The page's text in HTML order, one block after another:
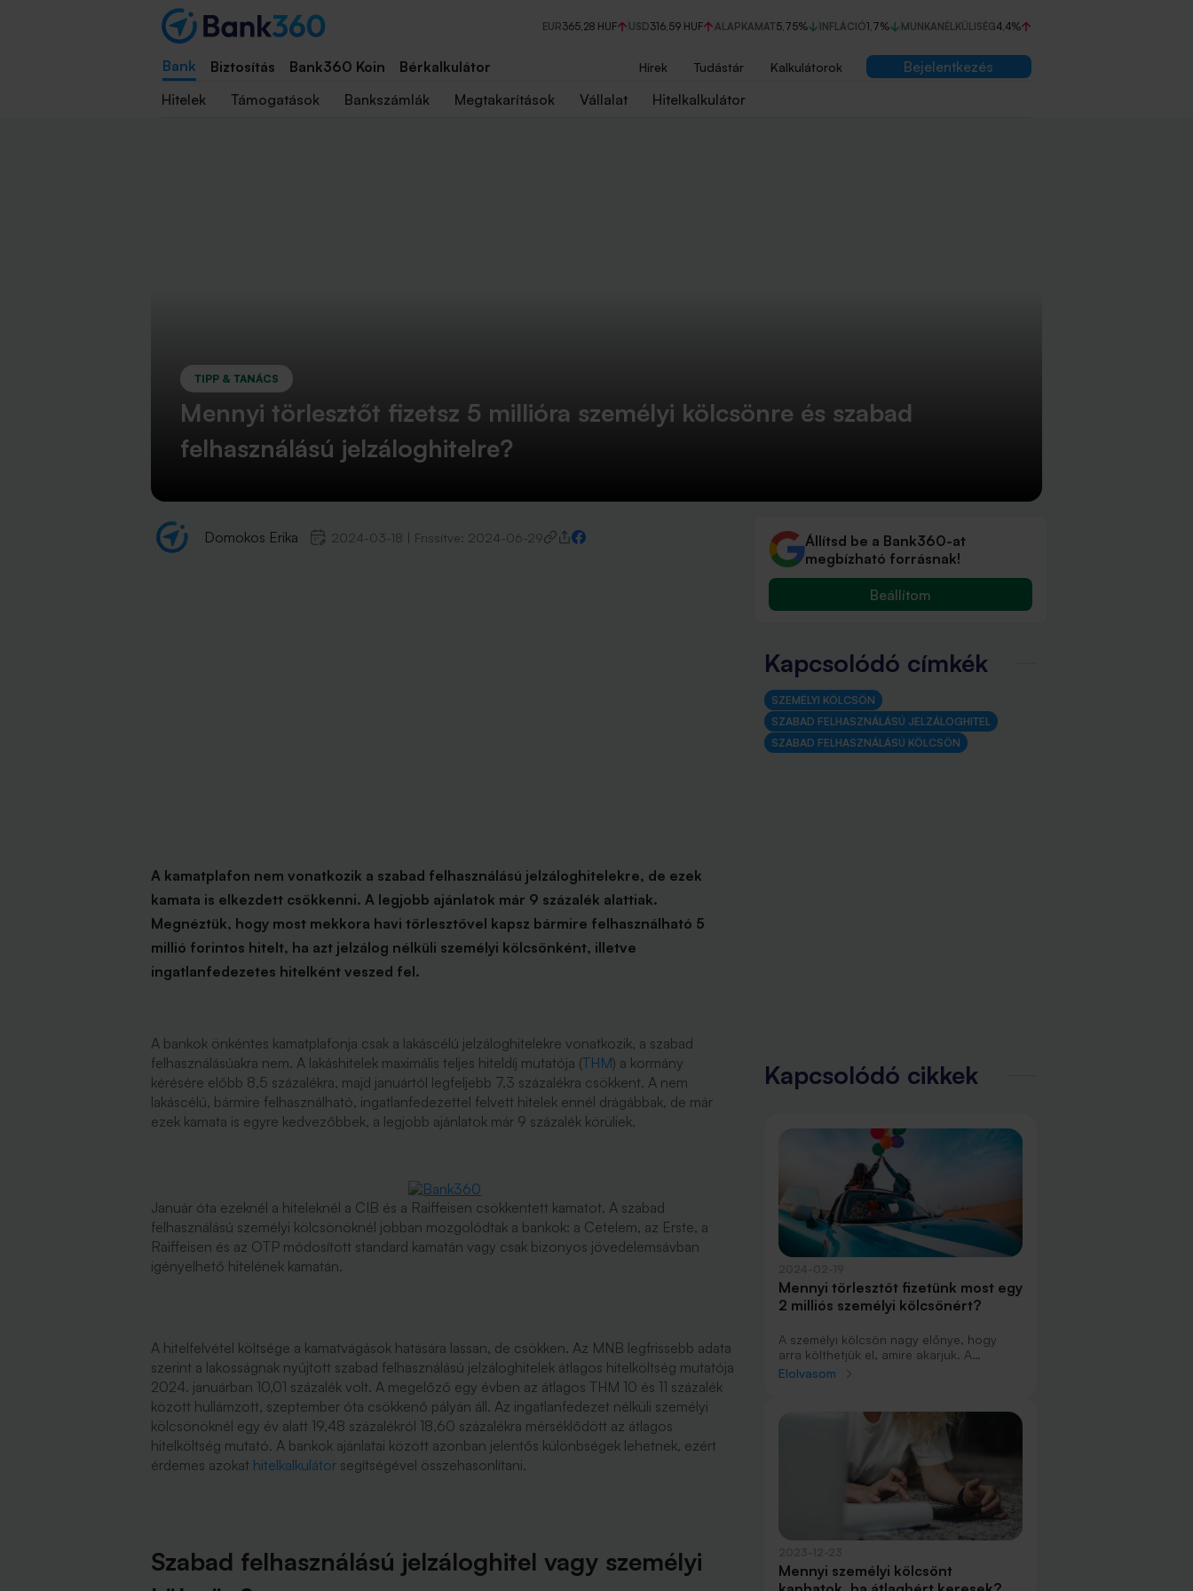
EUR365,28 HUF USD316,59 HUF ALAPKAMAT5,75% INFLÁCIÓ1,7% MUNKANÉLKÜLISÉG4,4%
Bank Biztosítás Bank360 Koin Bérkalkulátor Hírek Tudástár Kalkulátorok
Bejelentkezés
Hitelek
Támogatások Bankszámlák Megtakarítások Vállalat Hitelkalkulátor
TIPP & TANÁCS
Mennyi törlesztőt fizetsz 5 millióra személyi kölcsönre és szabad
felhasználású jelzáloghitelre?
Domokos Erika 2024-03-18 Frissítve: 2024-06-29
A kamatplafon nem vonatkozik a szabad felhasználású jelzáloghitelekre, de ezek
kamata is elkezdett csökkenni. A legjobb ajánlatok már 9 százalék alattiak.
Megnéztük, hogy most mekkora havi törlesztővel kapsz bármire felhasználható 5
millió forintos hitelt, ha azt jelzálog nélküli személyi kölcsönként, illetve
ingatlanfedezetes hitelként veszed fel.
A bankok önkéntes kamatplafonja csak a lakáscélú jelzáloghitelekre vonatkozik, a szabad
felhasználásúakra nem. A lakáshitelek maximális teljes hiteldíj mutatója (THM) a kormány
kérésére előbb 8,5 százalékra, majd januártól legfeljebb 7,3 százalékra csökkent. A nem
lakáscélú, bármire felhasználható, ingatlanfedezettel felvett hitelek ennél drágábbak, de már
ezek kamata is egyre kedvezőbbek, a legjobb ajánlatok már 9 százalék körüliek.
Január óta ezeknél a hiteleknél a CIB és a Raiffeisen csökkentett kamatot. A szabad
felhasználású személyi kölcsönöknél jobban mozgolódtak a bankok: a Cetelem, az Erste, a
Raiffeisen és az OTP módosított standard kamatán vagy csak bizonyos jövedelemsávban
igényelhető hitelének kamatán.
A hitelfelvétel költsége a kamatvágások hatására lassan, de csökken. Az MNB legfrissebb adata
szerint a lakosságnak nyújtott szabad felhasználású jelzáloghitelek átlagos hitelköltség mutatója
2024. januárban 10,01 százalék volt. A megelőző egy évben az átlagos THM 10 és 11 százalék
között hullámzott, szeptember óta csökkenő pályán áll. Az ingatlanfedezet nélküli személyi
kölcsönöknél egy év alatt 19,48 százalékról 18,60 százalékra mérséklődött az átlagos
hitelköltség mutató. A bankok ajánlatai között azonban jelentős különbségek lehetnek, ezért
érdemes azokat hitelkalkulátor segítségével összehasonlítani.
Szabad felhasználású jelzáloghitel vagy személyi
Állítsd be a Bank360-at
megbízható forrásnak!
Beállítom
Kapcsolódó címkék
SZEMÉLYI KÖLCSÖN
SZABAD FELHASZNÁLÁSÚ JELZÁLOGHITEL
SZABAD FELHASZNÁLÁSÚ KÖLCSÖN
Kapcsolódó cikkek
Mennyi törlesztőt fizetünk most egy
2 milliós személyi kölcsönért?
A személyi kölcsön nagy előnye, hogy
arra költhetjük el, amire akarjuk. A
Bank360 személyi kölcsön kalkulátorával
Ebből már kijön egy olcsó használt autó
Elolvasom
Mennyi személyi kölcsönt